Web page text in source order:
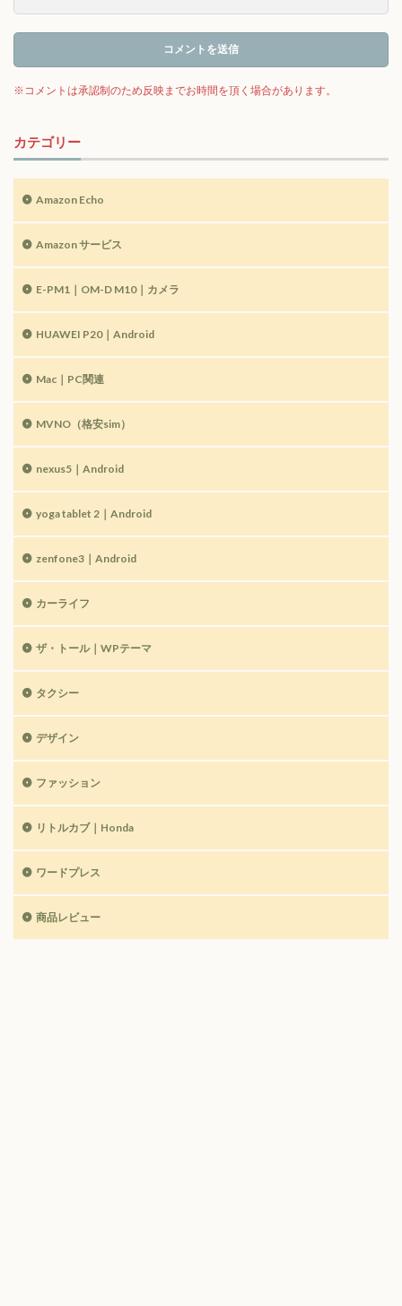
カテゴリー
Amazon Echo
Amazon サービス
E-PM1｜OM-D M10｜カメラ
HUAWEI P20｜Android
Mac｜PC関連
MVNO（格安sim）
nexus5｜Android
yoga tablet 2｜Android
zenfone3｜Android
カーライフ
ザ・トール｜WPテーマ
タクシー
デザイン
ファッション
リトルカブ｜Honda
ワードプレス
商品レビュー